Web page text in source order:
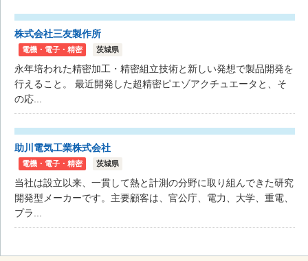
株式会社三友製作所
電機・電子・精密 茨城県
永年培われた精密加工・精密組立技術と新しい発想で製品開発を
行えること。 最近開発した超精密ピエゾアクチュエータと、そ
の応...
助川電気工業株式会社
電機・電子・精密 茨城県
当社は設立以来、一貫して熱と計測の分野に取り組んできた研究
開発型メーカーです。主要顧客は、官公庁、電力、大学、重電、
プラ...